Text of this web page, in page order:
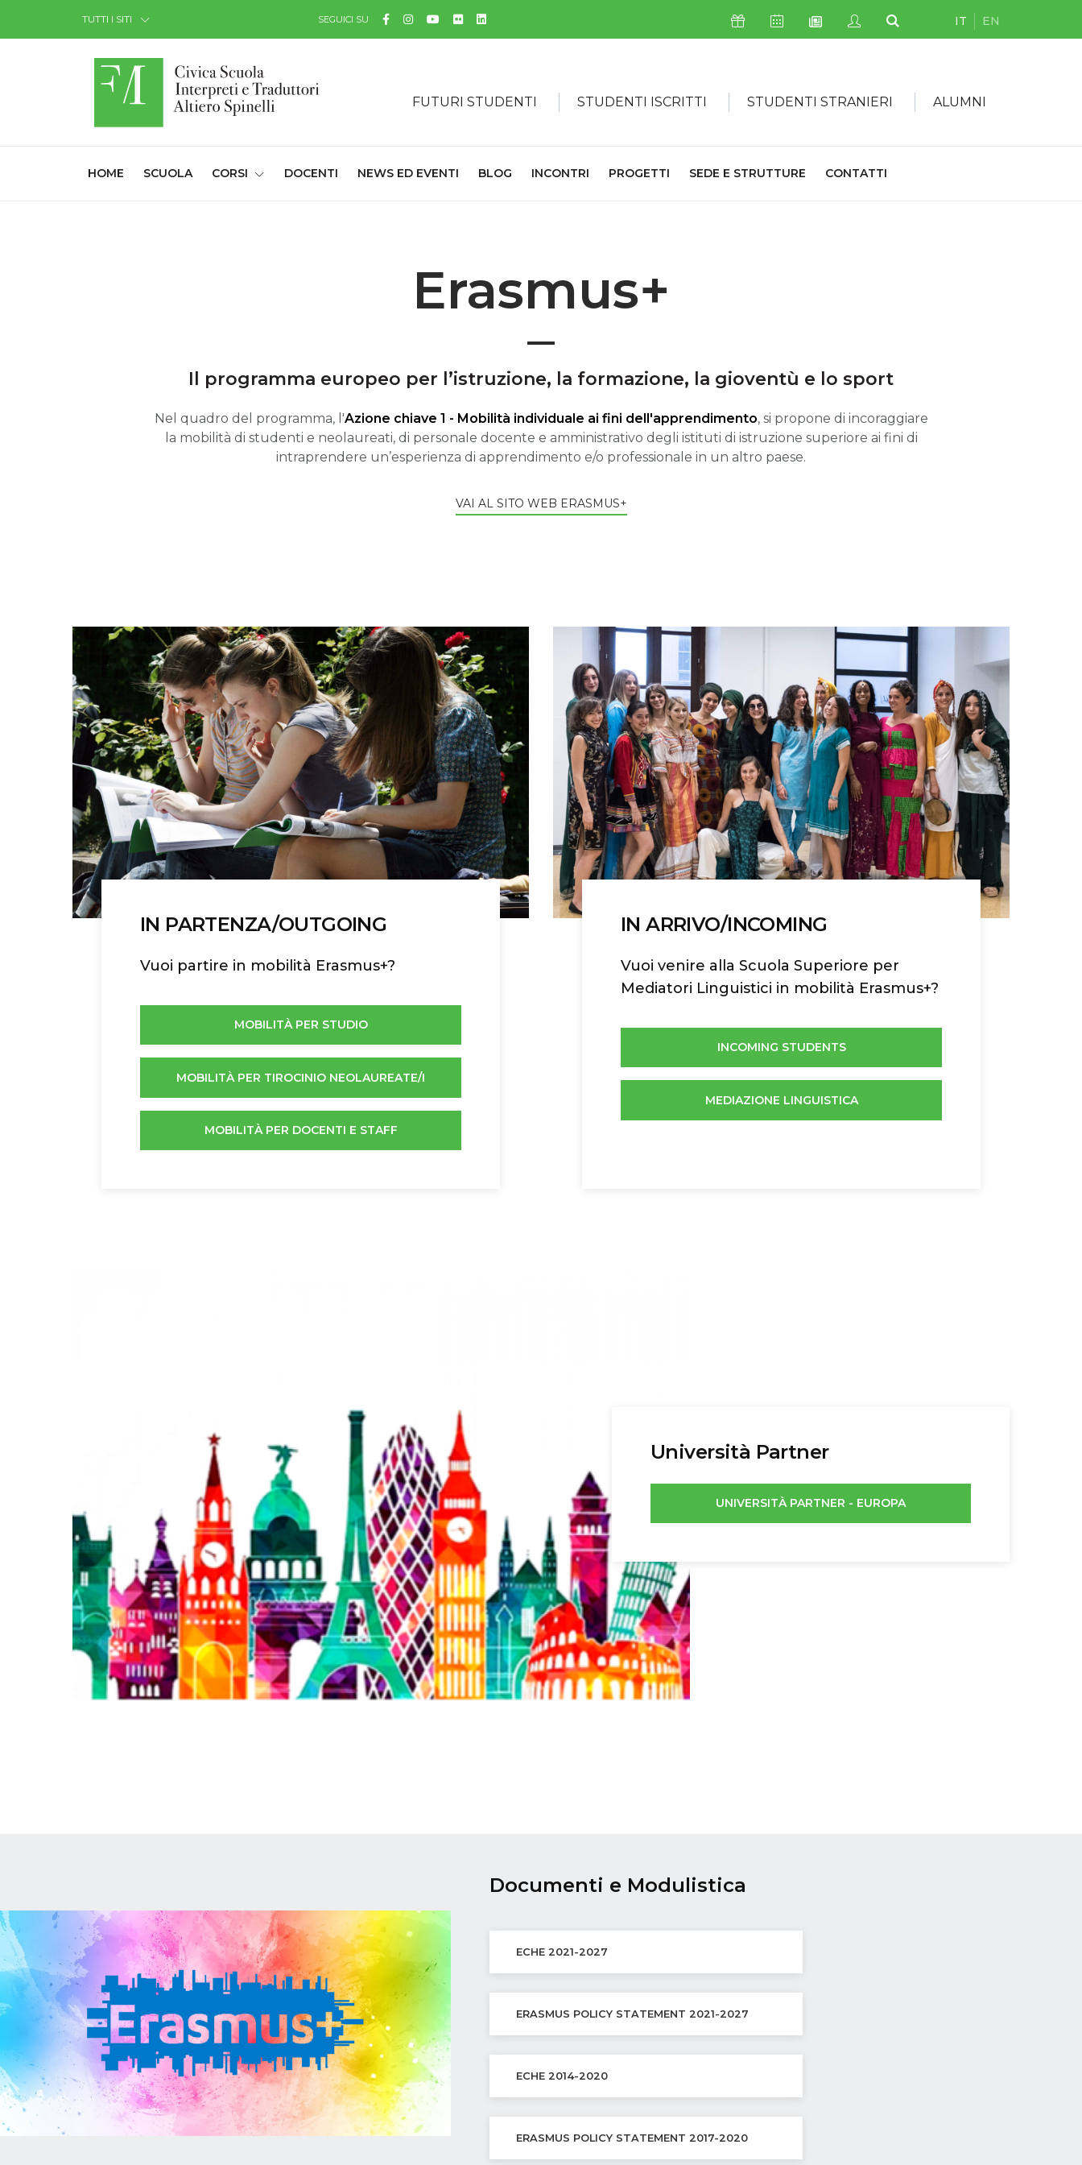
TUTTI I SITI SEGUICI SU Facebook
Instagram
YouTube
Flickr Icona SostieniciIcona Calendario Eventi
Icona Newsletter
Icona My Civica
Icona Cerca
IT EN
FUTURI STUDENTI STUDENTI ISCRITTI STUDENTI STRANIERI ALUMNI
HOME (CURRENT)
SCUOLA CORSI DOCENTI NEWS ED EVENTI BLOG INCONTRI PROGETTI SEDE E STRUTTURE CONTATTI
Erasmus+
Il programma europeo per l’istruzione, la formazione, la gioventù e lo sport
Nel quadro del programma, l'Azione chiave 1 - Mobilità individuale ai fini dell'apprendimento, si propone di incoraggiare
la mobilità di studenti e neolaureati, di personale docente e amministrativo degli istituti di istruzione superiore ai fini di
intraprendere un’esperienza di apprendimento e/o professionale in un altro paese.
VAI AL SITO WEB ERASMUS+
IN PARTENZA/OUTGOING
Vuoi partire in mobilità Erasmus+?
MOBILITÀ PER STUDIO
MOBILITÀ PER TIROCINIO NEOLAUREATE/I
MOBILITÀ PER DOCENTI E STAFF
IN ARRIVO/INCOMING
Vuoi venire alla Scuola Superiore per
Mediatori Linguistici in mobilità Erasmus+?
INCOMING STUDENTS
MEDIAZIONE LINGUISTICA
Università Partner
UNIVERSITÀ PARTNER - EUROPA
Documenti e Modulistica
ECHE 2021-2027
ERASMUS POLICY STATEMENT 2021-2027
ECHE 2014-2020
ERASMUS POLICY STATEMENT 2017-2020